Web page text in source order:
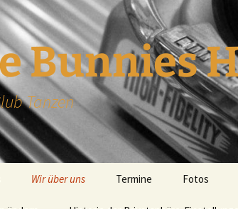
Bunnies
Tanzen
Wir über uns Termine Fotos